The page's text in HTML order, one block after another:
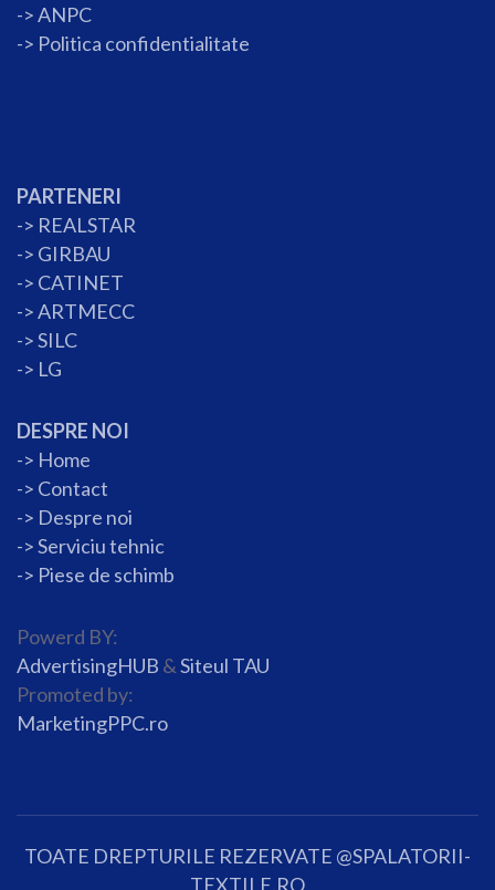
-> ANPC
-> Politica confidentialitate
PARTENERI
-> REALSTAR
-> GIRBAU
-> CATINET
->ARTMECC
->SILC
-> LG
DESPRE NOI
-> Home
-> Contact
-> Despre noi
->Serviciu tehnic
-> Piese de schimb
Powerd BY:
AdvertisingHUB &Siteul TAU
Promoted by:
MarketingPPC.ro
TOATE DREPTURILE REZERVATE @SPALATORII-
TEXTILE.RO